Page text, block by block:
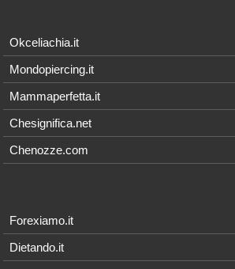
Okceliachia.it
Mondopiercing.it
Mammaperfetta.it
Chesignifica.net
Chenozze.com
Forexiamo.it
Dietando.it